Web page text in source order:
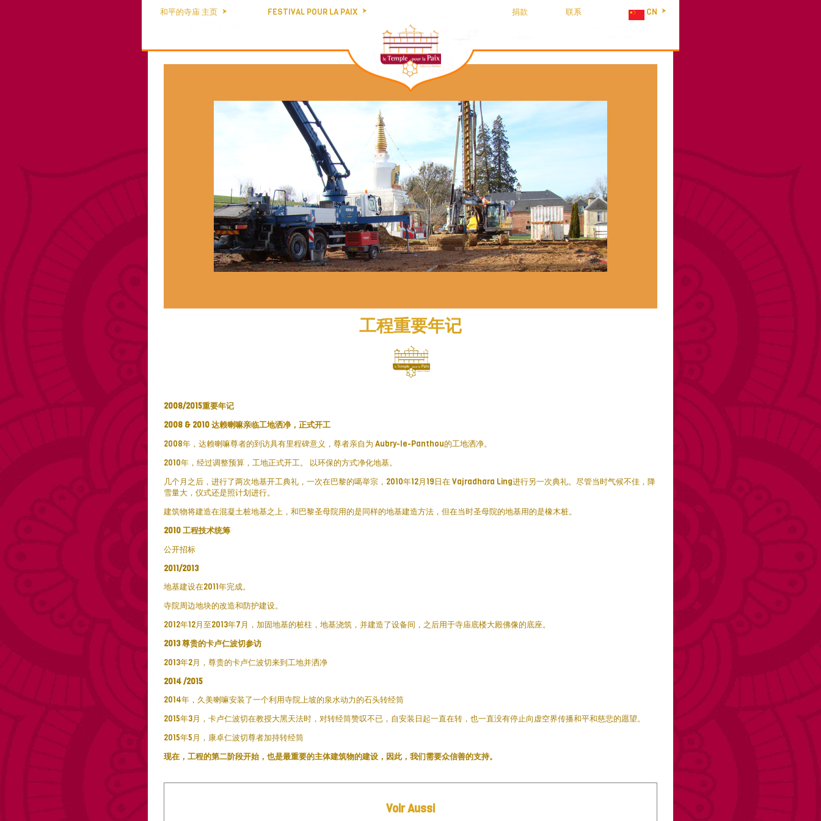
和平的寺庙 主页 FESTIVAL POUR LA PAIX 捐款 联系 CN
工程重要年记
2008/2015重要年记
2008 & 2010达赖喇嘛亲临工地洒净，正式开工
2008年，达赖喇嘛尊者的到访具有里程碑意义，尊者亲自为 Aubry-le-Panthou的工地洒净。
2010年，经过调整预算，工地正式开工。 以环保的方式净化地基。
几个月之后，进行了两次地基开工典礼，一次在巴黎的噶举宗，2010年12月19日在 Vajradhara Ling进行另一次典礼。尽管当时气候不佳，降
雪量大，仪式还是照计划进行。
建筑物将建造在混凝土桩地基之上，和巴黎圣母院用的是同样的地基建造方法，但在当时圣母院的地基用的是橡木桩。
2010工程技术统筹
公开招标
2011/2013
地基建设在2011年完成。
寺院周边地块的改造和防护建设。
2012年12月至2013年7月，加固地基的桩柱，地基浇筑，并建造了设备间，之后用于寺庙底楼大殿佛像的底座。
2013尊贵的卡卢仁波切参访
2013年2月，尊贵的卡卢仁波切来到工地并洒净
2014 /2015
2014年，久美喇嘛安装了一个利用寺院上坡的泉水动力的石头转经筒
2015年3月，卡卢仁波切在教授大黑天法时，对转经筒赞叹不已，自安装日起一直在转，也一直没有停止向虚空界传播和平和慈悲的愿望。
2015年5月，康卓仁波切尊者加持转经筒
现在，工程的第二阶段开始，也是最重要的主体建筑物的建设，因此，我们需要众信善的支持。
Voir Aussi